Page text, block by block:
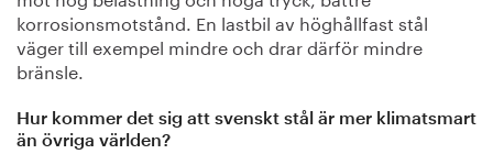
korrosionsmotstånd. En lastbil av höghållfast stål
väger till exempel mindre och drar därför mindre
bränsle.
Hur kommer det sig att svenskt stål är mer klimatsmart
än övriga världen?